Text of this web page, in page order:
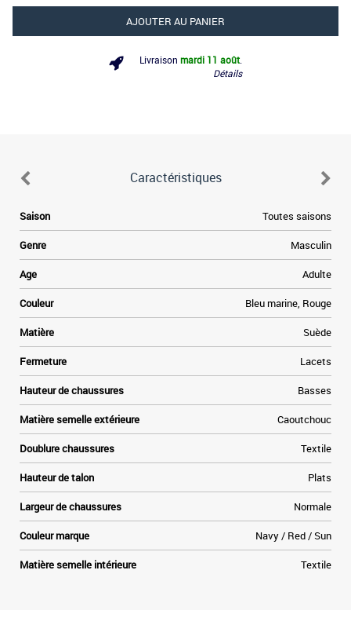
AJOUTER AU PANIER
Livraison mardi 11 août
Détails
Caractéristiques
Saison Toutes saisons
Genre Masculin
Age Adulte
Couleur Bleu marine, Rouge
Matière Suède
Fermeture Lacets
Hauteur de chaussures Basses
Matière semelle extérieure Caoutchouc
Doublure chaussures Textile
Hauteur de talon Plats
Largeur de chaussures Normale
Couleur marque Navy / Red / Sun
Matière semelle intérieure Textile